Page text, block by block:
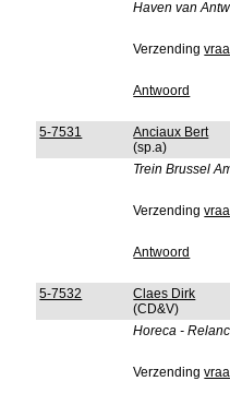
Haven van
Verzending
Antwoord
5-7531
Anciaux Bert
(sp.a)
Trein Brussel
Verzending
Antwoord
5-7532
Claes Dirk
(CD&V)
Horeca -
Verzending